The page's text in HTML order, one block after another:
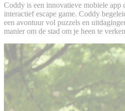
Coddy is een innovatieve mobiele app
interactief escape game. Coddy
een avontuur vol puzzels en
manier om de stad om je heen te